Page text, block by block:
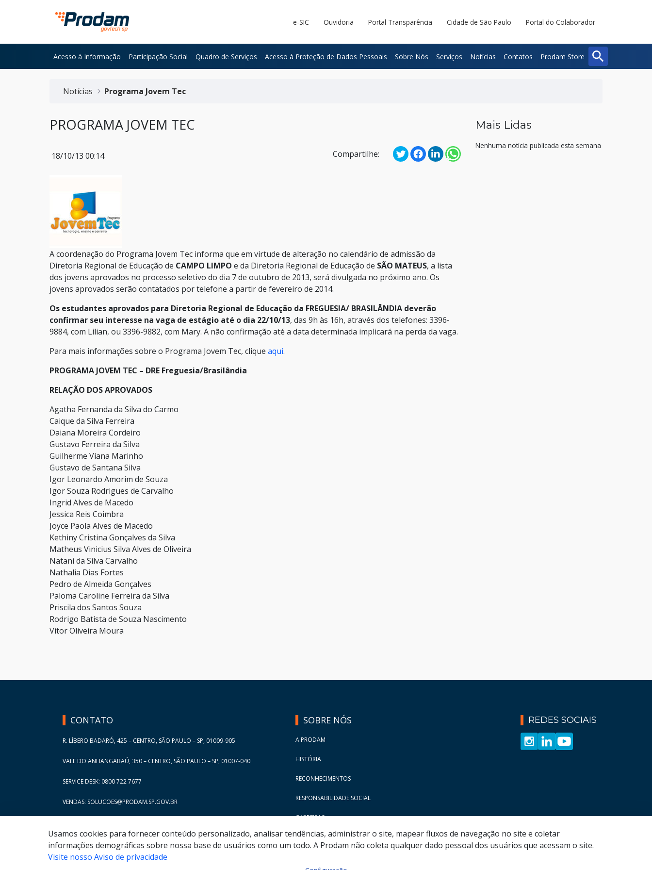
Pular para o Conteúdo principal
e-SIC Ouvidoria Portal Transparência Cidade de São Paulo Portal do Colaborador
Acesso à Informação Participação Social Quadro de Serviços Acesso à Proteção de Dados Pessoais Sobre Nós Serviços Notícias Contatos Prodam Store searchBuscar
Fechar
Notícias
Programa Jovem Tec
PROGRAMA JOVEM TEC
18/10/13 00:14 Compartilhe:
A coordenação do Programa Jovem Tec informa que em virtude de alteração no calendário de admissão da
Diretoria Regional de Educação de CAMPO LIMPO e da Diretoria Regional de Educação de SÃO MATEUS, a lista
dos jovens aprovados no processo seletivo do dia 7 de outubro de 2013, será divulgada no próximo ano. Os
jovens aprovados serão contatados por telefone a partir de fevereiro de 2014.
Os estudantes aprovados para Diretoria Regional de Educação da FREGUESIA/ BRASILÂNDIA deverão
confirmar seu interesse na vaga de estágio até o dia 22/10/13, das 9h às 16h, através dos telefones: 3396-
9884, com Lilian, ou 3396-9882, com Mary. A não confirmação até a data determinada implicará na perda da vaga.
Para mais informações sobre o Programa Jovem Tec, clique aqui.
PROGRAMA JOVEM TEC – DRE Freguesia/Brasilândia
RELAÇÃO DOS APROVADOS
Agatha Fernanda da Silva do Carmo
Caique da Silva Ferreira
Daiana Moreira Cordeiro
Gustavo Ferreira da Silva
Guilherme Viana Marinho
Gustavo de Santana Silva
Igor Leonardo Amorim de Souza
Igor Souza Rodrigues de Carvalho
Ingrid Alves de Macedo
Jessica Reis Coimbra
Joyce Paola Alves de Macedo
Kethiny Cristina Gonçalves da Silva
Matheus Vinicius Silva Alves de Oliveira
Natani da Silva Carvalho
Nathalia Dias Fortes
Pedro de Almeida Gonçalves
Paloma Caroline Ferreira da Silva
Priscila dos Santos Souza
Rodrigo Batista de Souza Nascimento
Vitor Oliveira Moura
Mais Lidas
Nenhuma notícia publicada esta semana
CONTATO
R. LÍBERO BADARÓ, 425 – CENTRO, SÃO PAULO – SP, 01009-905
VALE DO ANHANGABAÚ, 350 – CENTRO, SÃO PAULO – SP, 01007-040
SERVICE DESK: 0800 722 7677
VENDAS: SOLUCOES@PRODAM.SP.GOV.BR
SOBRE NÓS
A PRODAM
HISTÓRIA
RECONHECIMENTOS
RESPONSABILIDADE SOCIAL
CARREIRAS
REDES SOCIAIS
Usamos cookies para fornecer conteúdo personalizado, analisar tendências, administrar o site, mapear fluxos de navegação no site e coletar
informações demográficas sobre nossa base de usuários como um todo. A Prodam não coleta qualquer dado pessoal dos usuários que acessam o site.
Visite nosso Aviso de privacidade